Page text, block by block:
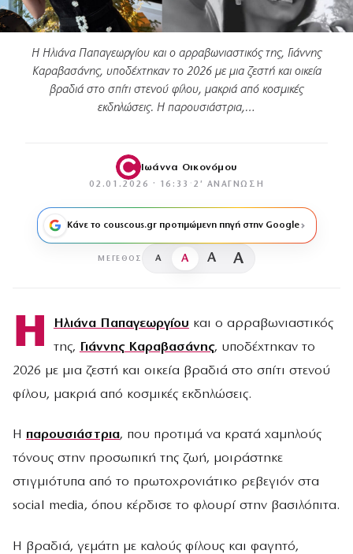
Η Ηλιάνα Παπαγεωργίου και ο αρραβωνιαστικός της, Γιάννης
Καραβασάνης, υποδέχτηκαν το 2026 με μια ζεστή και οικεία
βραδιά στο σπίτι στενού φίλου, μακριά από κοσμικές
εκδηλώσεις. Η παρουσιάστρια,…
Ιωάννα Οικονόμου
02.01.2026 · 16:33 · 2′ ΑΝΆΓΝΩΣΗ
Κάνε το couscous.gr προτιμώμενη πηγή στην Google
ΜΈΓΕΘΟΣ A A A A
Η Ηλιάνα Παπαγεωργίου και ο αρραβωνιαστικός
της, Γιάννης Καραβασάνης, υποδέχτηκαν το
2026 με μια ζεστή και οικεία βραδιά στο σπίτι στενού
φίλου, μακριά από κοσμικές εκδηλώσεις.
Η παρουσιάστρια, που προτιμά να κρατά χαμηλούς
τόνους στην προσωπική της ζωή, μοιράστηκε
στιγμιότυπα από το πρωτοχρονιάτικο ρεβεγιόν στα
social media, όπου κέρδισε το φλουρί στην βασιλόπιτα.
Η βραδιά, γεμάτη με καλούς φίλους και φαγητό,